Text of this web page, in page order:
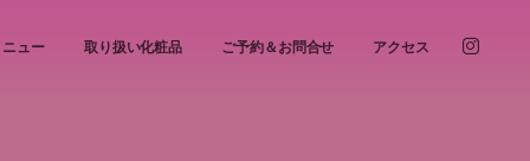
ュー 取り扱い化粧品 ご予約＆お問合せ アクセス